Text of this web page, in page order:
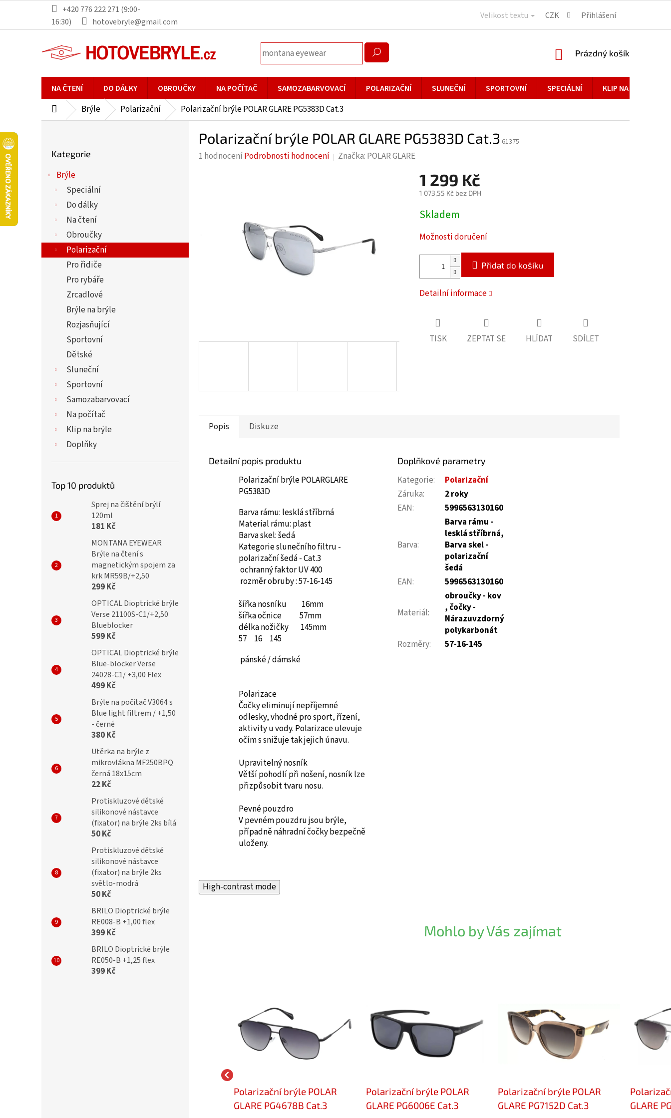
obsah
+420 776 222 271 (9:00-
16:30)
hotovebryle@gmail.com
Velikost textu CZK Přihlášení
NÁKUPNÍ
Prázdný košík
NA ČTENÍ DO DÁLKY OBROUČKY NA POČÍTAČ SAMOZABARVOVACÍ POLARIZAČNÍ SLUNEČNÍ SPORTOVNÍ SPECIÁLNÍ KLIP NA BRÝLE
DomůBrýle Polarizační Polarizační brýle POLAR GLARE PG5383D Cat.3
kategorie
Kategorie
Brýle
Speciální
Do dálky
Na čtení
Obroučky
Polarizační
Pro řidiče
Pro rybáře
Zrcadlové
Brýle na brýle
Rozjasňující
Sportovní
Dětské
Sluneční
Sportovní
Samozabarvovací
Na počítač
Klip na brýle
Doplňky
Top 10 produktů
Sprej na čištění brýlí
120ml
181 Kč
MONTANA EYEWEAR
Brýle na čtení s
magnetickým spojem za
krk MR59B/+2,50
299 Kč
OPTICAL Dioptrické brýle
Verse 21100S-C1/+2,50
Blueblocker
599 Kč
OPTICAL Dioptrické brýle
Blue-blocker Verse
24028-C1/ +3,00 Flex
499 Kč
Brýle na počítač V3064 s
Blue light filtrem / +1,50
- černé
380 Kč
Utěrka na brýle z
mikrovlákna MF250BPQ
černá 18x15cm
22 Kč
Protiskluzové dětské
silikonové nástavce
(fixator) na brýle 2ks bílá
50 Kč
Protiskluzové dětské
silikonové nástavce
(fixator) na brýle 2ks
světlo-modrá
50 Kč
BRILO Dioptrické brýle
RE008-B +1,00 flex
399 Kč
BRILO Dioptrické brýle
RE050-B +1,25 flex
399 Kč
Polarizační brýle POLAR GLARE PG5383D Cat.3 61375
Průměrné
1 hodnoceníPodrobnosti hodnocení Značka: POLAR GLARE
1 299 Kč
1 073,55 Kč bez DPH
Měrná
cena:
Skladem
Možnosti doručení
Přidat do košíku
Detailní informace
TISK ZEPTAT SE HLÍDAT SDÍLET
Popis Diskuze
Detailní popis produktu
Polarizační brýle POLARGLARE
PG5383D
Barva rámu: lesklá stříbrná
Material rámu: plast
Barva skel: šedá
Kategorie slunečního filtru -
polarizační šedá - Cat.3
ochranný faktor UV 400
rozměr obruby : 57-16-145
šířka nosníku 16mm
šířka očnice 57mm
délka nožičky 145mm
57
16145
pánské / dámské
Polarizace
Čočky eliminují nepříjemné
odlesky, vhodné pro sport, řízení,
aktivity u vody. Polarizace ulevuje
očím s snižuje tak jejich únavu.
Upravitelný nosník
Větší pohodlí při nošení, nosník lze
přizpůsobit tvaru nosu.
Pevné pouzdro
V pevném pouzdru jsou brýle,
případně náhradní čočky bezpečně
uloženy.
Doplňkové parametry
Kategorie:
Polarizační
Záruka:
2 roky
EAN: 5996563130160
Barva:
Barva rámu -
lesklá stříbrná,
Barva skel -
polarizační
šedá
EAN: 5996563130160
Materiál:
obroučky - kov
, čočky -
Nárazuvzdorný
polykarbonát
Rozměry: 57-16-145
High-contrast mode
Mohlo by Vás zajímat
Polarizační brýle POLAR
GLARE PG4678B Cat.3
Polarizační brýle POLAR
GLARE PG6006E Cat.3
Polarizační brýle POLAR
GLARE PG7152D Cat.3
GLARE